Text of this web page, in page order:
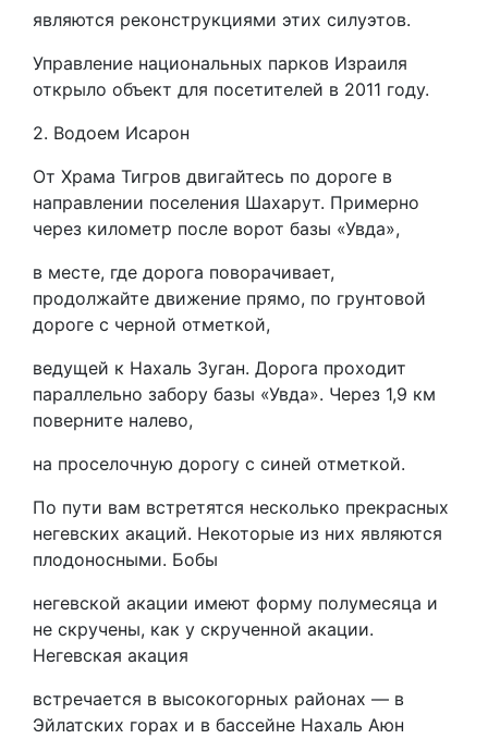
являются реконструкциями этих силуэтов.
Управление национальных парков Израиля
открыло объект для посетителей в 2011 году.
2. Водоем Исарон
От Храма Тигров двигайтесь по дороге в
направлении поселения Шахарут. Примерно
через километр после ворот базы «Увда»,
в месте, где дорога поворачивает,
продолжайте движение прямо, по грунтовой
дороге с черной отметкой,
ведущей к Нахаль Зуган. Дорога проходит
параллельно забору базы «Увда». Через 1,9 км
поверните налево,
на проселочную дорогу с синей отметкой.
По пути вам встретятся несколько прекрасных
негевских акаций. Некоторые из них являются
плодоносными. Бобы
негевской акации имеют форму полумесяца и
не скручены, как у скрученной акации.
Негевская акация
встречается в высокогорных районах — в
Эйлатских горах и в бассейне Нахаль Аюн